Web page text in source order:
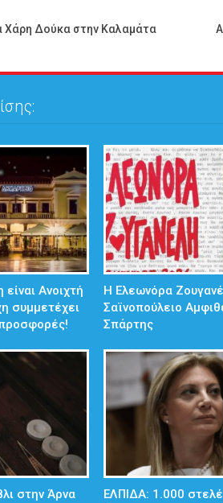
Χάρη Δούκα στην Καλαμάτα
Ανοιχτή
συμμετέχει
Η Ελεωνόρα
Σαϊνοπούλειο
Σπάρτης
στην Άρνα
ΕΛΠΙΔΑ: 1.000